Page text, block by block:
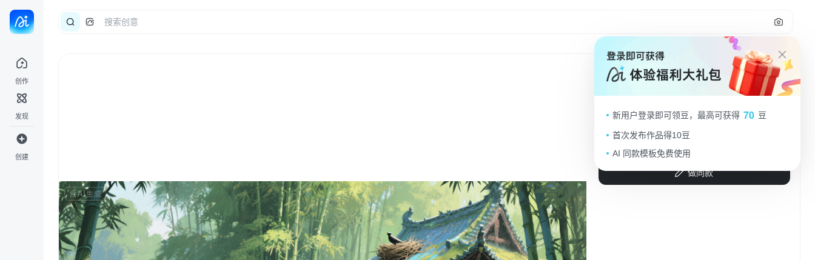
创作
发现
创建
3
插画风与水墨风结合，营造宁静氛围。
s1HS5gqZ
做同款
新用户登录即可领豆，最高可获得 70 豆
首次发布作品得10豆
AI 同款模板免费使用